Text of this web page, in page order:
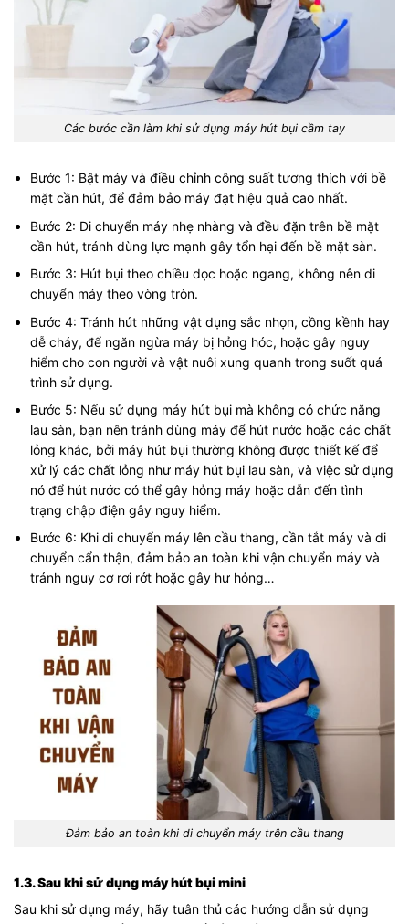
Các bước cần làm khi sử dụng máy hút bụi cầm tay
Bước 1: Bật máy và điều chỉnh công suất tương thích với bề
mặt cần hút, để đảm bảo máy đạt hiệu quả cao nhất.
Bước 2: Di chuyển máy nhẹ nhàng và đều đặn trên bề mặt
cần hút, tránh dùng lực mạnh gây tổn hại đến bề mặt sàn.
Bước 3: Hút bụi theo chiều dọc hoặc ngang, không nên di
chuyển máy theo vòng tròn.
Bước 4: Tránh hút những vật dụng sắc nhọn, cồng kềnh hay
dễ cháy, để ngăn ngừa máy bị hỏng hóc, hoặc gây nguy
hiểm cho con người và vật nuôi xung quanh trong suốt quá
trình sử dụng.
Bước 5: Nếu sử dụng máy hút bụi mà không có chức năng
lau sàn, bạn nên tránh dùng máy để hút nước hoặc các chất
lỏng khác, bởi máy hút bụi thường không được thiết kế để
xử lý các chất lỏng như máy hút bụi lau sàn, và việc sử dụng
nó để hút nước có thể gây hỏng máy hoặc dẫn đến tình
trạng chập điện gây nguy hiểm.
Bước 6: Khi di chuyển máy lên cầu thang, cần tắt máy và di
chuyển cẩn thận, đảm bảo an toàn khi vận chuyển máy và
tránh nguy cơ rơi rớt hoặc gây hư hỏng…
Đảm bảo an toàn khi di chuyển máy trên cầu thang
1.3. Sau khi sử dụng máy hút bụi mini
Sau khi sử dụng máy, hãy tuân thủ các hướng dẫn sử dụng